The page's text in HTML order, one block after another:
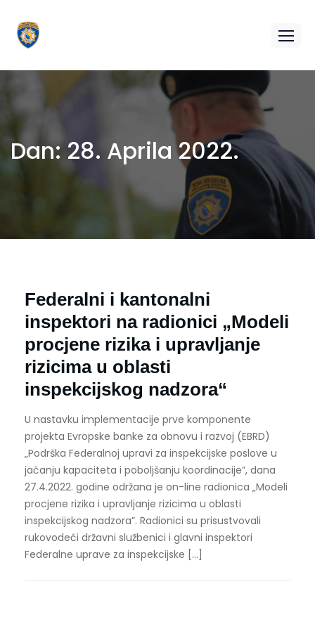
Dan:28. Aprila 2022.
Federalni i kantonalni
inspektori na radionici „Modeli
procjene rizika i upravljanje
rizicima u oblasti
inspekcijskog nadzora“
U nastavku implementacije prve komponente
projekta Evropske banke za obnovu i razvoj (EBRD)
„Podrška Federalnoj upravi za inspekcijske poslove u
jačanju kapaciteta i poboljšanju koordinacije”, dana
27.4.2022. godine održana je on-line radionica „Modeli
procjene rizika i upravljanje rizicima u oblasti
inspekcijskog nadzora”. Radionici su prisustvovali
rukovodeći državni službenici i glavni inspektori
Federalne uprave za inspekcijske […]